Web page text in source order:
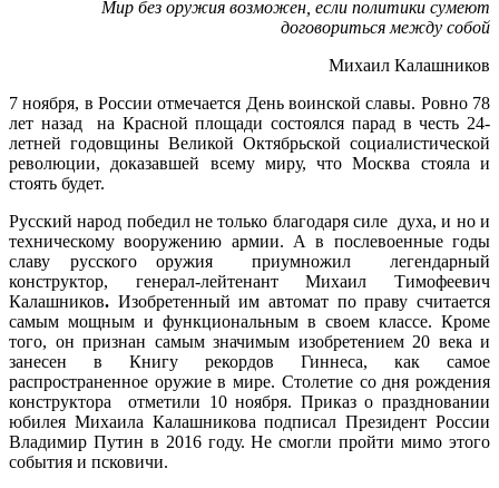
Мир без оружия возможен, если политики сумеют
договориться между собой
Михаил Калашников
7 ноября, в России отмечается День воинской славы. Ровно 78
лет назад на Красной площади состоялся парад в честь 24-
летней годовщины Великой Октябрьской социалистической
революции, доказавшей всему миру, что Москва стояла и
стоять будет.
Русский народ победил не только благодаря силе духа, и но и
техническому вооружению армии. А в послевоенные годы
славу русского оружия приумножил легендарный
конструктор, генерал-лейтенант Михаил Тимофеевич
Калашников. Изобретенный им автомат по праву считается
самым мощным и функциональным в своем классе. Кроме
того, он признан самым значимым изобретением 20 века и
занесен в Книгу рекордов Гиннеса, как самое
распространенное оружие в мире. Столетие со дня рождения
конструктора отметили 10 ноября. Приказ о праздновании
юбилея Михаила Калашникова подписал Президент России
Владимир Путин в 2016 году. Не смогли пройти мимо этого
события и псковичи.